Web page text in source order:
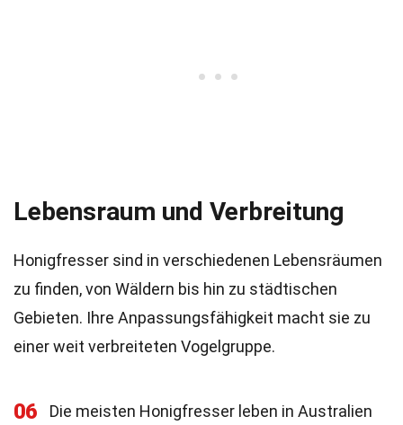
Lebensraum und Verbreitung
Honigfresser sind in verschiedenen Lebensräumen
zu finden, von Wäldern bis hin zu städtischen
Gebieten. Ihre Anpassungsfähigkeit macht sie zu
einer weit verbreiteten Vogelgruppe.
06
Die meisten Honigfresser leben in Australien